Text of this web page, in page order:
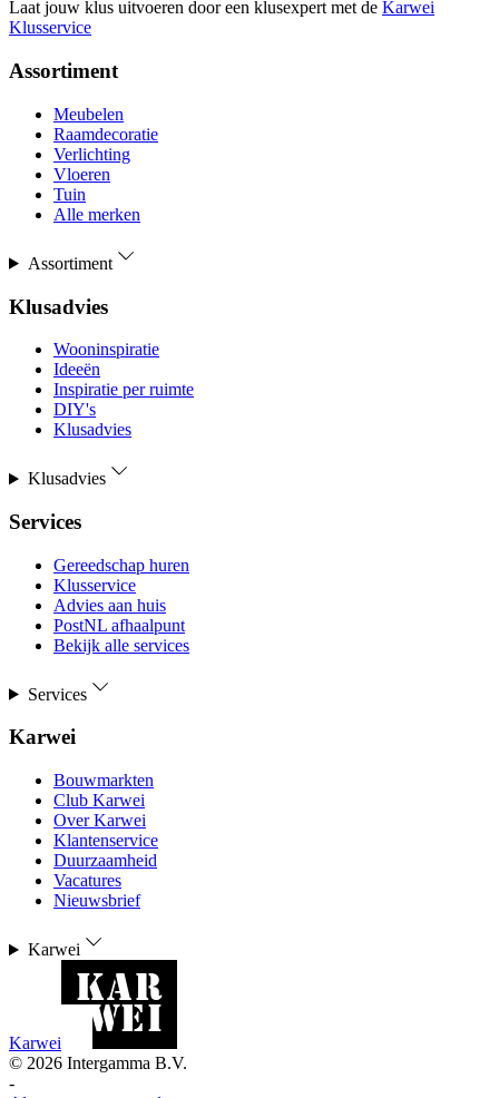
Laat jouw klus uitvoeren door een klusexpert met de Karwei
Klusservice
Assortiment
Meubelen
Raamdecoratie
Verlichting
Vloeren
Tuin
Alle merken
Assortiment
Klusadvies
Wooninspiratie
Ideeën
Inspiratie per ruimte
DIY's
Klusadvies
Klusadvies
Services
Gereedschap huren
Klusservice
Advies aan huis
PostNL afhaalpunt
Bekijk alle services
Services
Karwei
Bouwmarkten
Club Karwei
Over Karwei
Klantenservice
Duurzaamheid
Vacatures
Nieuwsbrief
Karwei
Karwei
© 2026 Intergamma B.V.
-